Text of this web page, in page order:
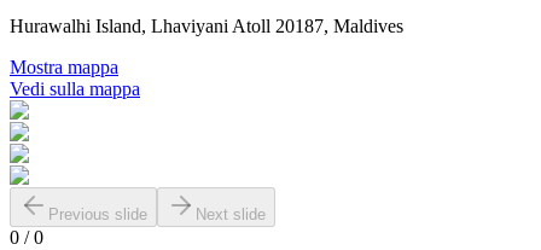
Hurawalhi Island, Lhaviyani Atoll 20187, Maldives
Mostra mappa
Vedi sulla mappa
Previous slide Next slide
0 /0